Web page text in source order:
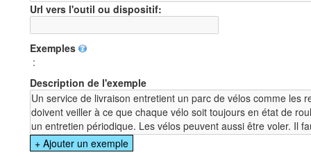
Url vers l'outil ou dispositif:
Exemples
:
Description de l'exemple